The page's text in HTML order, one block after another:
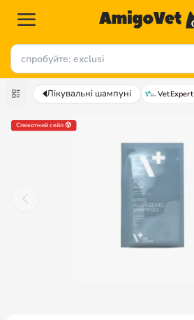
Лікувальні шампуні VetExpert
Спекотний сейл 😰